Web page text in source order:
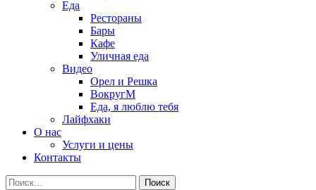
Еда
Рестораны
Бары
Кафе
Уличная еда
Видео
Орел и Решка
ВокругМ
Еда, я люблю тебя
Лайфхаки
О нас
Услуги и цены
Контакты